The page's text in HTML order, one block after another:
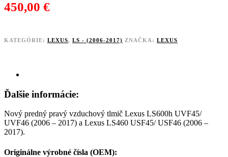
450,00 €
KATEGÓRIE: LEXUS, LS - (2006-2017) ZNAČKA: LEXUS
Ďalšie informácie:
Nový predný pravý vzduchový tlmič Lexus LS600h UVF45/
UVF46 (2006 – 2017) a Lexus LS460 USF45/ USF46 (2006 –
2017).
Originálne výrobné čísla (OEM):